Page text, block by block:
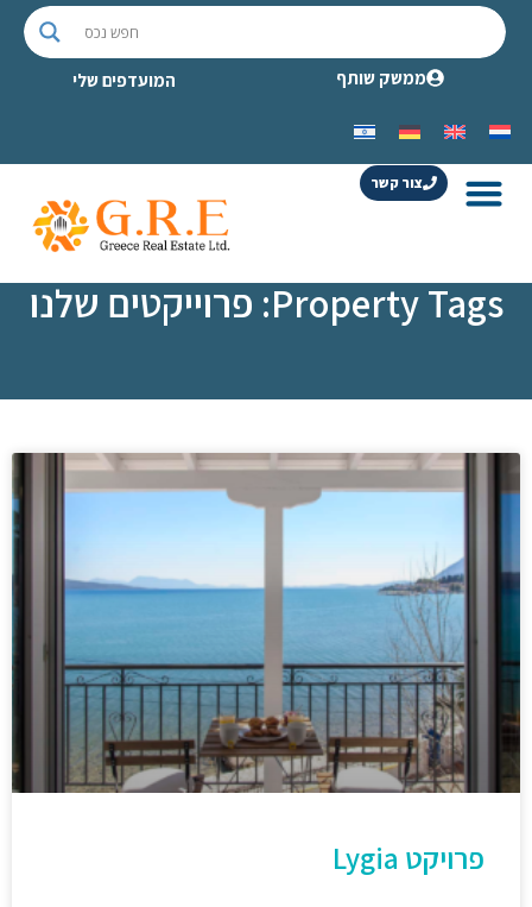
ממשק שותף המועדפים שלי
צור קשר
Property Tags: פרוייקטים שלנו
פרויקט Lygia